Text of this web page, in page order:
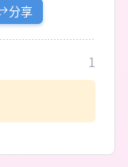
分享
1